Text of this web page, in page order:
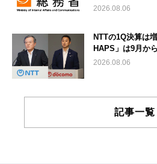
2026.08.06
NTTの1Q決算は
HAPS」は9月か
2026.08.06
記事一覧